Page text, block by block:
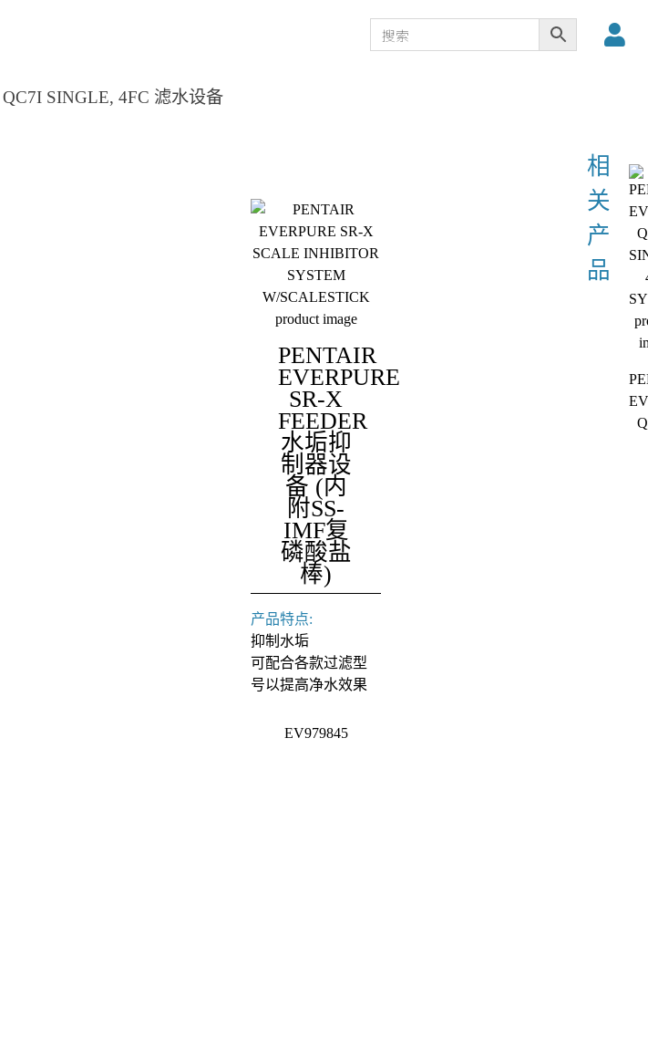
SINGLE, 4FC 滤水设备
PENTAIR
EVERPURE
SR-X
FEEDER
水垢抑
制器设
备 (内
附SS-
IMF复
磷酸盐
棒)
产品特点:
抑制水垢
可配合各款过滤型
号以提高净水效果
EV979845